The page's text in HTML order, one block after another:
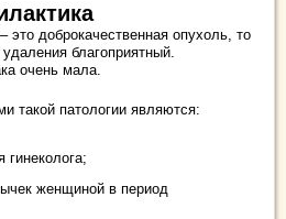
это доброкачественная опухоль, то
благоприятный.
очень мала.
такой патологии являются:
гинеколога;
женщиной в период